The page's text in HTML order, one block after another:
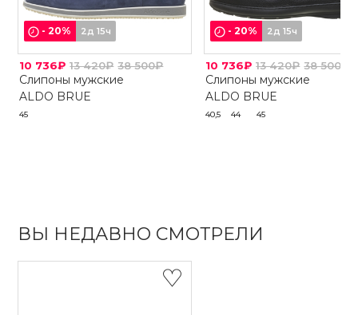
-20% 2д 15ч
10 736₽ 13 420₽ 38 500₽
Слипоны мужские
ALDO BRUE
45
-20% 2д 15ч
10 736₽ 13 420₽ 38 500₽
Слипоны мужские
ALDO BRUE
40,5 44 45
ВЫ НЕДАВНО СМОТРЕЛИ